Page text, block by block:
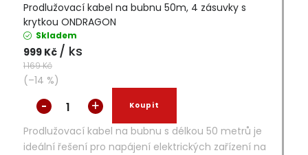
Prodlužovací kabel na bubnu 50m, 4 zásuvky s
krytkou ONDRAGON
Skladem
999 Kč / ks
1 169 Kč
(–14 %)
Prodlužovací kabel na bubnu s délkou 50 metrů je
ideální řešení pro napájení elektrických zařízení na